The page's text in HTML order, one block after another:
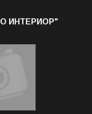
ИНТЕРИОР"